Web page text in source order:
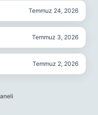
Temmuz 24, 2026
Temmuz 3, 2026
Temmuz 2, 2026